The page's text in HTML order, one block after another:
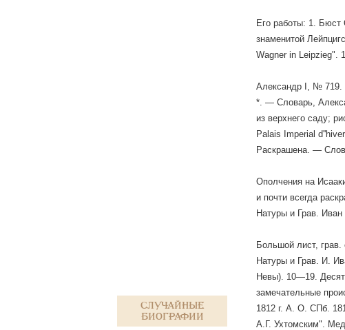
Случайные
биографии
Его работы: 1.
знаменитой
Wagner in Leipzieg".
Александр I, № 719.
*. — Словарь,
из верхнего саду;
Palais Imperial
Раскрашена. —
Ополчения на
и почти всегда
Натуры и Грав.
Большой лист,
Натуры и Грав. И.
Невы). 10—19.
замечательные
1812 г. А. О. СПб.
А.Г. Ухтомским".